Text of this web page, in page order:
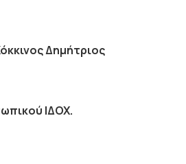
Δημήτριος
ΙΔΟΧ.